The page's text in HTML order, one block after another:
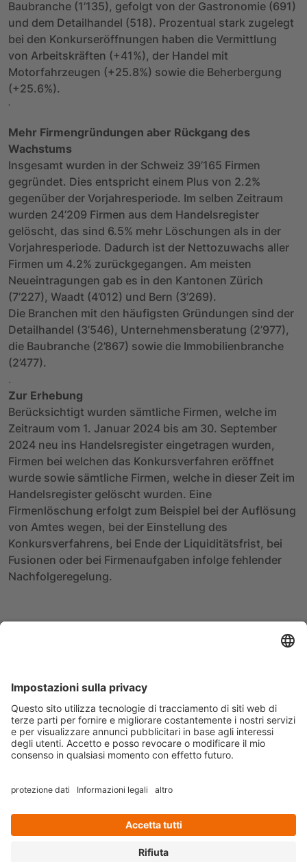
Baubranche (1’135), gefolgt von der Gastronomie (691)
und dem Detailhandel (518). Prozentual stark zugelegt
bei den Konkurseröffnungen haben die Vermittlung
von Arbeitskräften (+41%), der Handel mit
Motorfahrzeugen (+25.8%) sowie die Beherbergung
(+25.6%).
.
Mehr Firmengründungen aber Rückgang des
Wachstums
Insgesamt wurden in der Schweiz 39’165 Firmen
gegründet. Dies entspricht einem Plus von 2.2%
gegenüber der Vorjahresperiode. Im selben Zeitraum
wurden 24’209 Firmen aus dem Handelsregister
gelöscht, das sind 6.5% mehr Löschungen als in der
Vorjahresperiode. Dadurch ist der Nettozuwachs aller
Firmen um 4.2% zurückgegangen. Am meisten
Neueintragungen gab es in den Kantonen Zürich
(7’227), Waadt (4’012) und Bern (3’269).
Die Branchen mit den häufigsten Gründungen sind der
Detailhandel (3’546), Unternehmensberatung (2’977),
die Baubranche (2’867) sowie die Immobilienbranche
(2’477).
.
Zur Erhebung
Berücksichtigt wurden sämtliche Firmen, welche im
Zeitraum vom 1. Januar 2024 bis am 30. September
2024 neu ins Handelsregister eingetragen wurden,
Firmen bei welchen das Konkursverfahren eröffnet
wurde sowie sämtliche Firmen, welche in dieser Zeit im
Handelsregister gelöscht wurden. Eine
Firmenlöschung erfolgt zum Beispiel bei der Auflösung
von Amtes wegen, bei der Einstellung des
Konkursverfahrens, bei Ende der Liquiditätsfrist, bei
Fusionen oder bei Firmenaufgaben infolge fehlender
Nachfolgeregelung.
Zurück zum vorherigen Artikel Weiter
Follow us on